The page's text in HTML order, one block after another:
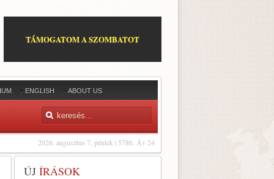
TÁMOGATOM A SZOMBATOT
ENGLISH ABOUT US
2026. augusztus 7, péntek | 5786. Áv 24
ÚJ ÍRÁSOK